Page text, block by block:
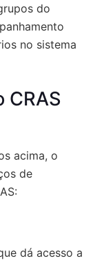
do
no sistema
CRAS
acima, o
de
dá acesso a